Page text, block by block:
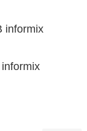
informix